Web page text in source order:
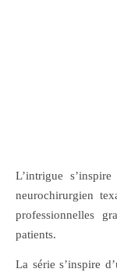
L’intrigue
neurochirurgien
professionnelles
patients.
La série s’inspire